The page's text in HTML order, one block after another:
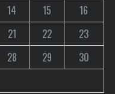
14 15
16
21 22
23
28 29
30